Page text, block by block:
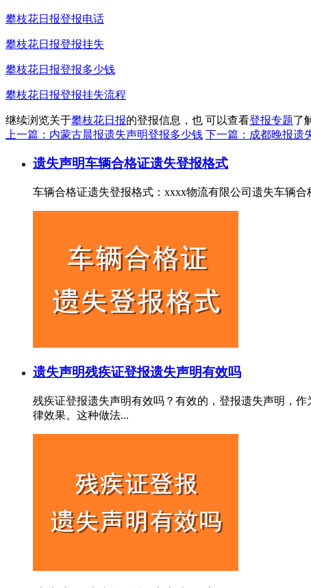
攀枝花日报登报电话
攀枝花日报登报挂失
攀枝花日报登报多少钱
攀枝花日报登报挂失流程
继续浏览关于攀枝花日报的登报信息，也 可以查看登报专题了
上一篇：内蒙古晨报遗失声明登报多少钱 下一篇：成都晚报遗
遗失声明车辆合格证遗失登报格式
车辆合格证遗失登报格式：xxxx物流有限公司遗失车辆
遗失声明残疾证登报遗失声明有效吗
残疾证登报遗失声明有效吗？有效的，登报遗失声明，
律效果。这种做法...